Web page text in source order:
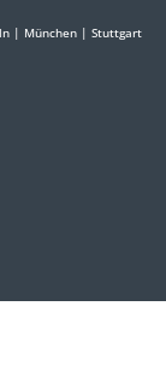
| München | Stuttgart